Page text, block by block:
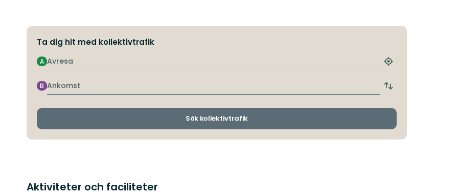
Ta dig hit med kollektivtrafik
Avresa
A
Hitta
hållplats
Ankomst
B
Byt
och
Sök kollektivtrafik
Aktiviteter och faciliteter